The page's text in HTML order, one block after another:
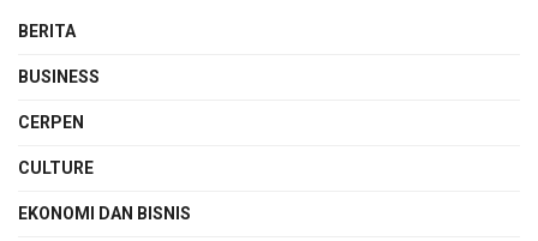
BERITA
BUSINESS
CERPEN
CULTURE
EKONOMI DAN BISNIS